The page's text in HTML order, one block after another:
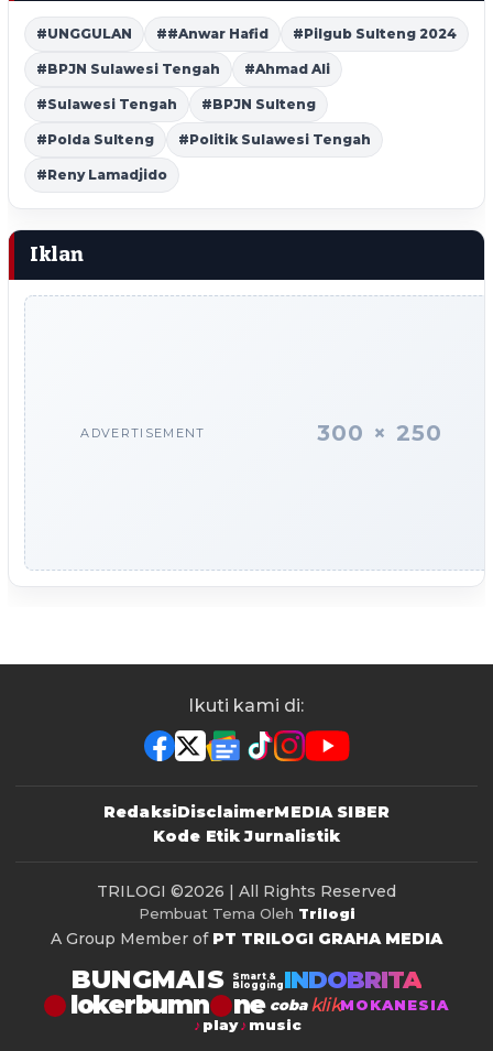
#UNGGULAN ##Anwar Hafid #Pilgub Sulteng 2024
#BPJN Sulawesi Tengah #Ahmad Ali
#Sulawesi Tengah #BPJN Sulteng
#Polda Sulteng #Politik Sulawesi Tengah
#Reny Lamadjido
Iklan
ADVERTISEMENT 300 × 250
Ikuti kami di:
RedaksiDisclaimerMEDIA SIBER
Kode Etik Jurnalistik
TRILOGI ©2026 | All Rights Reserved
Pembuat Tema Oleh Trilogi
A Group Member of PT TRILOGI GRAHA MEDIA
BUNGMAIS
Smart &
Blogging INDOBRITA
lokerbumn coba klikMOKANESIA
play
music